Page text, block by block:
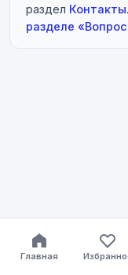
раздел Контакты
разделе
Главная